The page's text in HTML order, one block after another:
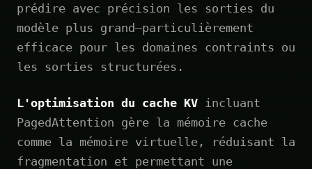
prédire avec précision les sorties du
modèle plus grand—particulièrement
efficace pour les domaines contraints ou
les sorties structurées.
L'optimisation du cache KV incluant
PagedAttention gère la mémoire cache
comme la mémoire virtuelle, réduisant la
fragmentation et permettant une